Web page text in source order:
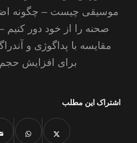
موسیقی چیست – چگونه
صحنه را از خود دور کنیم
مقایسه با پداگوژی و
برای افزایش
اشتراک این مطلب